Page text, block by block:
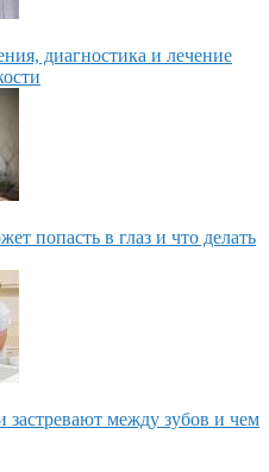
диагностика и лечение
попасть в глаз и что делать
между зубов и чем